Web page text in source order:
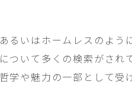
るいはホームレスのよう
ついて多くの検索がされ
学や魅力の一部として受